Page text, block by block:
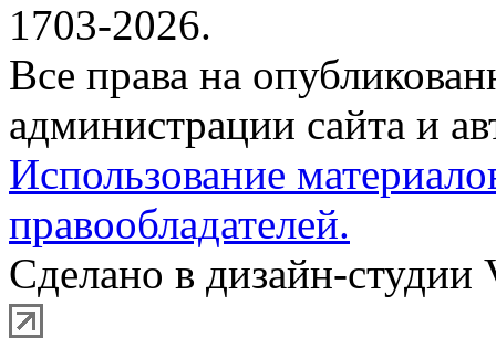
1703-2026.
Все права на
администрации сайта и
Использование
правообладателей.
Сделано в дизайн-студии